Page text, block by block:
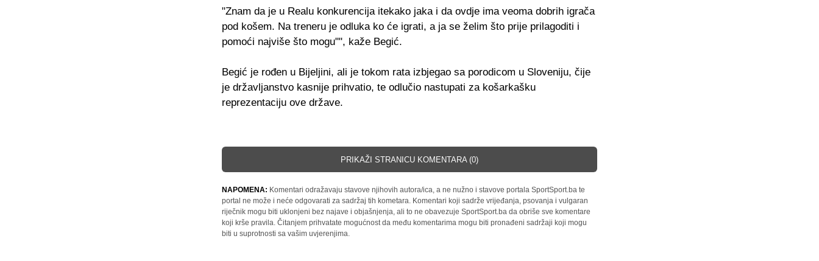
"Znam da je u Realu konkurencija itekako jaka i da ovdje ima veoma dobrih igrača
pod košem. Na treneru je odluka ko će igrati, a ja se želim što prije prilagoditi i
pomoći najviše što mogu"", kaže Begić.
Begić je rođen u Bijeljini, ali je tokom rata izbjegao sa porodicom u Sloveniju, čije
je državljanstvo kasnije prihvatio, te odlučio nastupati za košarkašku
reprezentaciju ove države.
PRIKAŽI STRANICU KOMENTARA (0)
NAPOMENA: Komentari odražavaju stavove njihovih autora/ica, a ne nužno i stavove portala SportSport.ba te
portal ne može i neće odgovarati za sadržaj tih kometara. Komentari koji sadrže vrijeđanja, psovanja i vulgaran
riječnik mogu biti uklonjeni bez najave i objašnjenja, ali to ne obavezuje SportSport.ba da obriše sve komentare
koji krše pravila. Čitanjem prihvatate mogućnost da među komentarima mogu biti pronađeni sadržaji koji mogu
biti u suprotnosti sa vašim uvjerenjima.